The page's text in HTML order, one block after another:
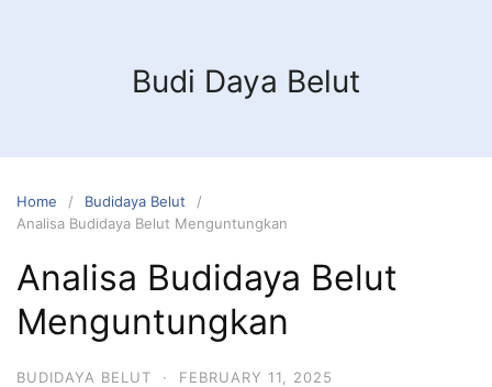
Budi Daya Belut
Home
Budidaya Belut
Analisa Budidaya Belut Menguntungkan
Analisa Budidaya Belut
Menguntungkan
BUDIDAYA BELUT · FEBRUARY 11, 2025